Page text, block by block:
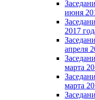
июня
2017
апреля
марта
марта